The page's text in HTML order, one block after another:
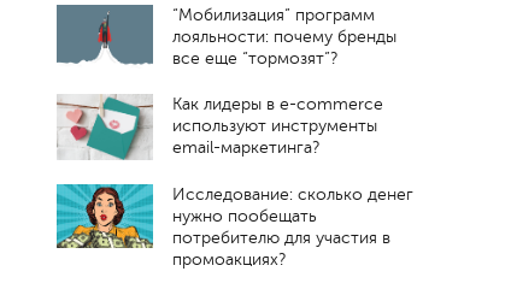
“Мобилизация” программ
лояльности: почему бренды
все еще “тормозят”?
Как лидеры в e-commerce
используют инструменты
email-маркетинга?
Исследование: сколько денег
нужно пообещать
потребителю для участия в
промоакциях?